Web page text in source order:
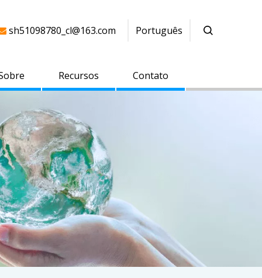
sh51098780_cl@163.com Português
Recursos Contato